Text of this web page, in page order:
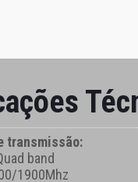
transmissão:
band
1900Mhz